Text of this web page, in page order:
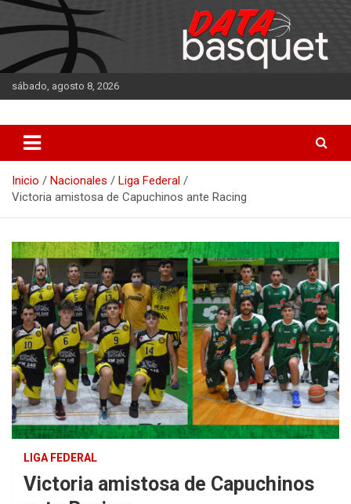
Saltar
al
contenido
sábado, agosto 8, 2026
DATA Basquet
Inicio Nacionales
Liga Federal
Victoria amistosa de Capuchinos ante Racing
LIGA FEDERAL
Victoria amistosa de Capuchinos